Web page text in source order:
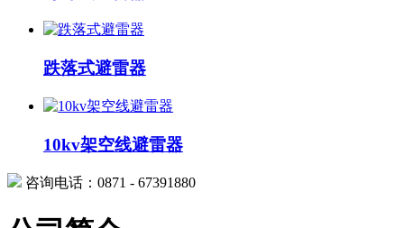
跌落式避雷器
10kv架空线避雷器
咨询电话：0871 - 67391880